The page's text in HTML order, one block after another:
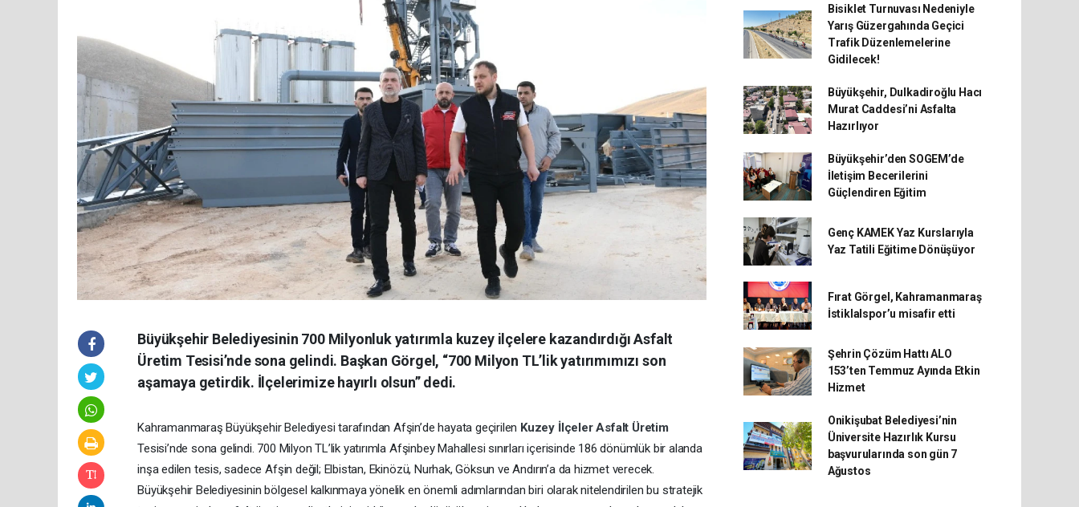
Büyükşehir Belediyesinin 700 Milyonluk yatırımla kuzey ilçelere kazandırdığı Asfalt
Üretim Tesisi’nde sona gelindi. Başkan Görgel, “700 Milyon TL’lik yatırımımızı son
aşamaya getirdik. İlçelerimize hayırlı olsun” dedi.
Kahramanmaraş Büyükşehir Belediyesi tarafından Afşin’de hayata geçirilen Kuzey İlçelerAsfalt Üretim
Tesisi’nde sona gelindi. 700 Milyon TL’lik yatırımla Afşinbey Mahallesi sınırları içerisinde 186 dönümlük bir alanda
inşa edilen tesis, sadece Afşin değil; Elbistan, Ekinözü, Nurhak, Göksun ve Andırın’a da hizmet verecek.
Büyükşehir Belediyesinin bölgesel kalkınmaya yönelik en önemli adımlarından biri olarak nitelendirilen bu stratejik
Bisiklet Turnuvası Nedeniyle
Yarış Güzergahında Geçici
Trafik Düzenlemelerine
Gidilecek!
Büyükşehir, Dulkadiroğlu Hacı
Murat Caddesi’ni Asfalta
Hazırlıyor
Büyükşehir’den SOGEM’de
İletişim Becerilerini
Güçlendiren Eğitim
Genç KAMEK Yaz Kurslarıyla
Yaz Tatili Eğitime Dönüşüyor
Fırat Görgel, Kahramanmaraş
İstiklalspor’u misafir etti
Şehrin Çözüm Hattı ALO
153’ten Temmuz Ayında Etkin
Hizmet
Onikişubat Belediyesi’nin
Üniversite Hazırlık Kursu
başvurularında son gün 7
Ağustos